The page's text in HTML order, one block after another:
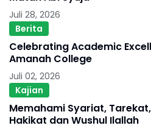
Juli 28, 2026
Berita
Celebrating Academic
Amanah College
Juli 02, 2026
Kajian
Memahami Syariat,
Hakikat dan Wushul Ilallah